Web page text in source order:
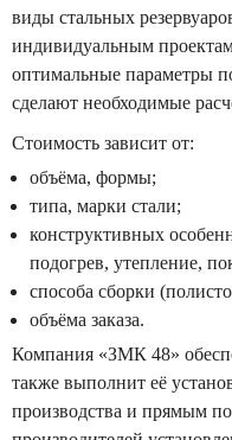
виды стальных
индивидуальным
оптимальные параметры
сделают необходимые
Стоимость зависит от:
объёма, формы;
типа, марки стали;
конструктивных
подогрев, утепление,
способа сборки
объёма заказа.
Компания «ЗМК 48»
также выполнит её
производства и прямым